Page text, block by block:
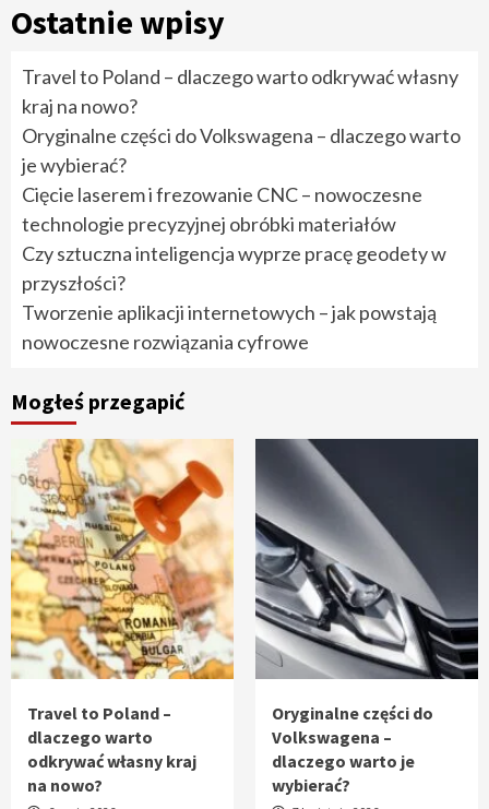
Ostatnie wpisy
Travel to Poland – dlaczego warto odkrywać własny
kraj na nowo?
Oryginalne części do Volkswagena – dlaczego warto
je wybierać?
Cięcie laserem i frezowanie CNC – nowoczesne
technologie precyzyjnej obróbki materiałów
Czy sztuczna inteligencja wyprze pracę geodety w
przyszłości?
Tworzenie aplikacji internetowych – jak powstają
nowoczesne rozwiązania cyfrowe
Mogłeś przegapić
Travel to Poland –
dlaczego warto
odkrywać własny kraj
na nowo?
Oryginalne części do
Volkswagena –
dlaczego warto je
wybierać?